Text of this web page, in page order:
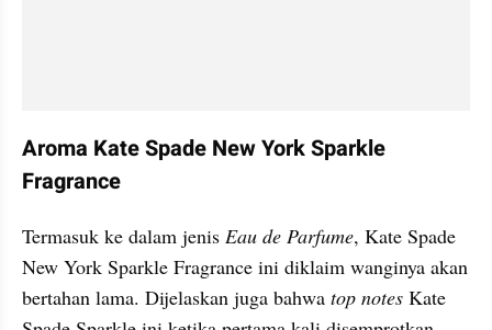
Aroma Kate Spade New York Sparkle
Fragrance
Termasuk ke dalam jenis Eau de Parfume, Kate Spade
New York Sparkle Fragrance ini diklaim wanginya akan
bertahan lama. Dijelaskan juga bahwa top notes Kate